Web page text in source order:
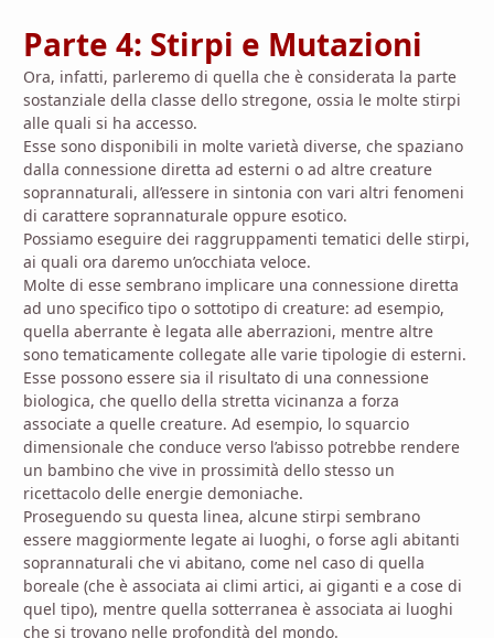
Parte 4: Stirpi e Mutazioni
Ora, infatti, parleremo di quella che è considerata la parte
sostanziale della classe dello stregone, ossia le molte stirpi
alle quali si ha accesso.
Esse sono disponibili in molte varietà diverse, che spaziano
dalla connessione diretta ad esterni o ad altre creature
soprannaturali, all’essere in sintonia con vari altri fenomeni
di carattere soprannaturale oppure esotico.
Possiamo eseguire dei raggruppamenti tematici delle stirpi,
ai quali ora daremo un’occhiata veloce.
Molte di esse sembrano implicare una connessione diretta
ad uno specifico tipo o sottotipo di creature: ad esempio,
quella aberrante è legata alle aberrazioni, mentre altre
sono tematicamente collegate alle varie tipologie di esterni.
Esse possono essere sia il risultato di una connessione
biologica, che quello della stretta vicinanza a forza
associate a quelle creature. Ad esempio, lo squarcio
dimensionale che conduce verso l’abisso potrebbe rendere
un bambino che vive in prossimità dello stesso un
ricettacolo delle energie demoniache.
Proseguendo su questa linea, alcune stirpi sembrano
essere maggiormente legate ai luoghi, o forse agli abitanti
soprannaturali che vi abitano, come nel caso di quella
boreale (che è associata ai climi artici, ai giganti e a cose di
quel tipo), mentre quella sotterranea è associata ai luoghi
che si trovano nelle profondità del mondo.